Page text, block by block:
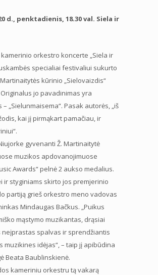
d., penktadienis, 18.30 val. Siela ir
orkestro koncerte „Siela ir
specialiai festivaliui sukurto
kūrinio „Sielovaizdis“
jo pavadinimas yra
– „Sielunmaisema“. Pasak autorės, „iš
kai jį pirmąkart pamačiau, ir
gyvenanti Ž. Martinaitytė
muzikos apdovanojimuose
Awards“ pelnė 2 aukso medalius.
ir styginiams skirto jos premjerinio
partiją grieš orkestro meno vadovas
Mindaugas Bačkus. „Puikus
mąstymo muzikantas, drąsiai
spalvas ir sprendžiantis
muzikines idėjas“, – taip jį apibūdina
Beata Baublinskienė.
kameriniu orkestru tą vakarą